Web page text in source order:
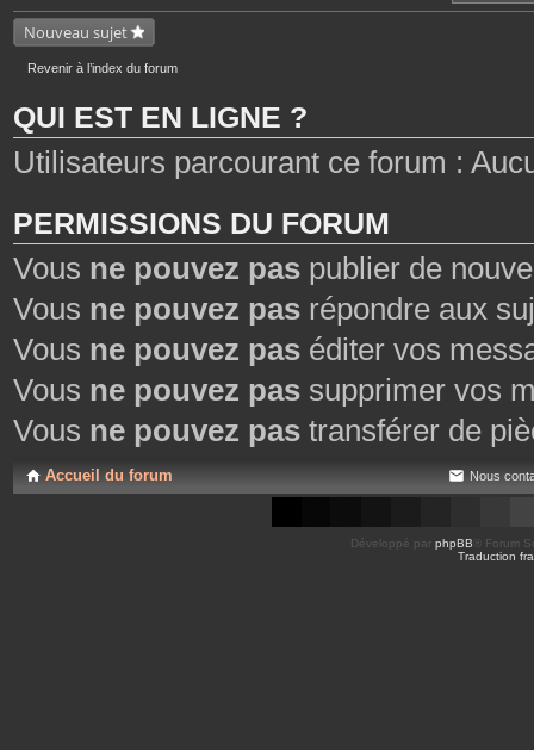
Nouveau sujet
Revenir à l’index du forum
QUI EST EN LIGNE ?
Utilisateurs parcourant ce forum :
PERMISSIONS DU FORUM
Vous ne pouvez pas publier de
Vous ne pouvez pas répondre aux
Vous ne pouvez pas éditer vos
Vous ne pouvez pas supprimer vos
Vous ne pouvez pas transférer de
Accueil du forum Nous
Développé par phpBB ® Forum
Traduction